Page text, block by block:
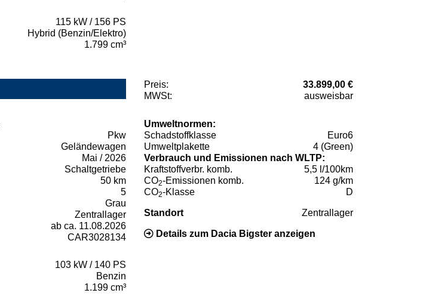
115 kW / 156 PS
Hybrid (Benzin/Elektro)
1.799 cm³
Preis:
33.899,00 €
MWSt:
ausweisbar
Pkw
Geländewagen
Mai / 2026
Schaltgetriebe
50 km
5
Grau
Zentrallager
ab ca. 11.08.2026
CAR3028134
103 kW / 140 PS
Benzin
1.199 cm³
Umweltnormen:
Schadstoffklasse
Euro6
Umweltplakette
4 (Green)
Verbrauch und Emissionen nach WLTP:
Kraftstoffverbr. komb.
5,5 l/100km
CO2-Emissionen komb.
124 g/km
CO2-Klasse D
Standort Zentrallager
Details zum Dacia Bigster anzeigen